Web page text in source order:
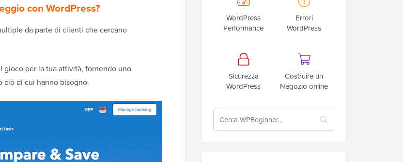
con WordPress?
da parte di clienti che cercano
gioco per la tua attività, fornendo uno
di cui hanno bisogno.
WordPress
Performance
Errori
WordPress
Sicurezza
WordPress
Costruire un
Negozio online